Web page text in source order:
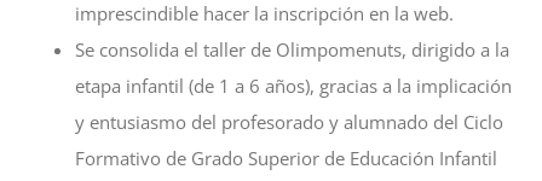
imprescindible hacer la inscripción en la web.
Se consolida el taller de Olimpomenuts, dirigido a la
etapa infantil (de 1 a 6 años), gracias a la implicación
y entusiasmo del profesorado y alumnado del Ciclo
Formativo de Grado Superior de Educación Infantil